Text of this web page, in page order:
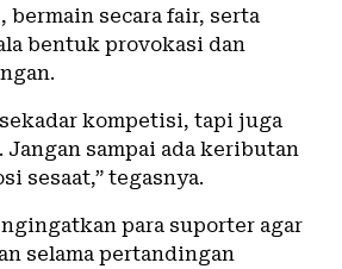
secara fair, serta
bentuk provokasi dan
kompetisi, tapi juga
sampai ada keributan
sesaat,” tegasnya.
para suporter agar
selama pertandingan